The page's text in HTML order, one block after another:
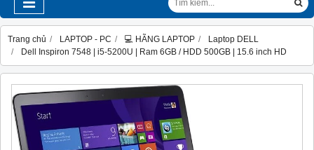
Trang chủ LAPTOP - PC 💻 HÃNG LAPTOP
Laptop DELL
Dell Inspiron 7548 | i5-5200U | Ram 6GB / HDD 500GB | 15.6 inch HD